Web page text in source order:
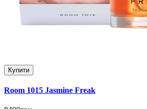
Купити
Room 1015 Jasmine Freak